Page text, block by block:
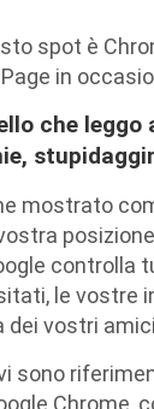
spot è
in
che leggo
mostrato
controlla
le vostre
dei vostri
sono
Chrome,